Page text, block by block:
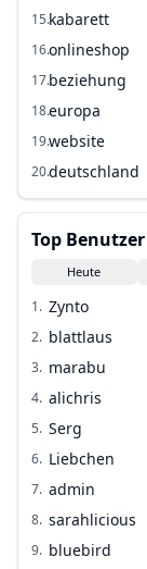
15.kabarett
16.onlineshop
17.beziehung
18.europa
19.website
20.deutschland
Top Benutzer
Heute
1. Zynto
2. blattlaus
3. marabu
4. alichris
5. Serg
6. Liebchen
7. admin
8. sarahlicious
9. bluebird